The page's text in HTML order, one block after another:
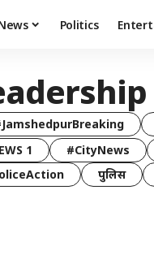
Politics
1 #CityNews
पुलिस